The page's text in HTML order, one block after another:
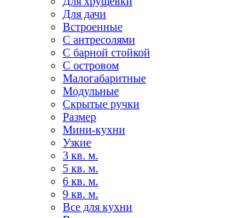
Для дачи
Встроенные
С антресолями
С барной стойкой
С островом
Малогабаритные
Модульные
Скрытые ручки
Размер
Мини-кухни
Узкие
3 кв. м.
5 кв. м.
6 кв. м.
9 кв. м.
Все для кухни